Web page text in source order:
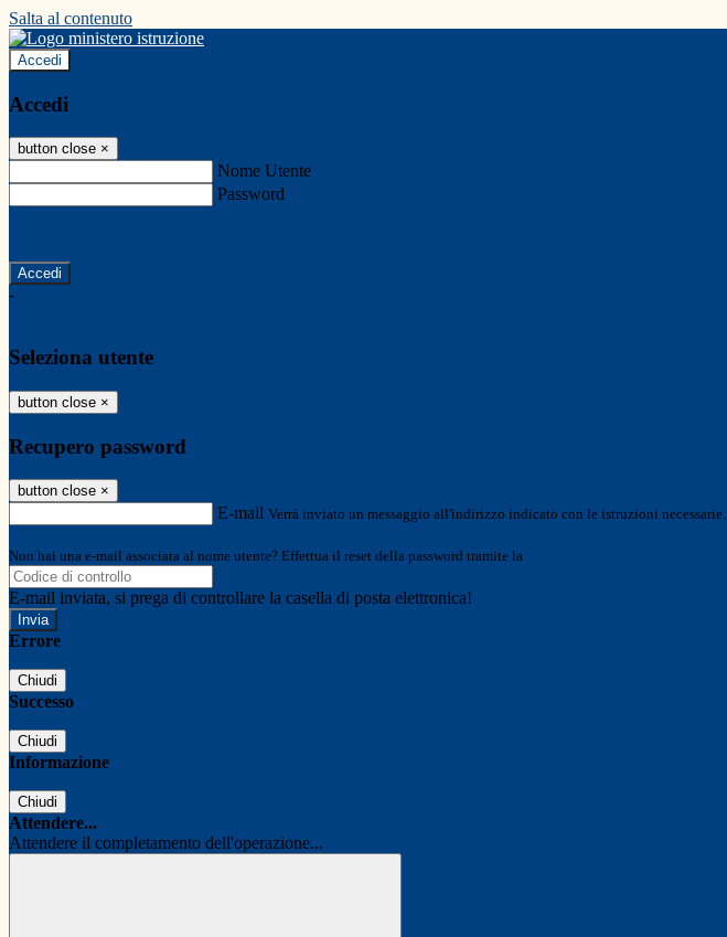
Salta al contenuto
Accedi
Accedi
button close ×
Nome Utente
Password
-
Seleziona utente
button close ×
Recupero password
button close ×
E-mail Verrà inviato un messaggio all'indirizzo indicato con le istruzioni necessarie.
Non hai una e-mail associata al nome utente? Effettua il reset della password tramite la
E-mail inviata, si prega di controllare la casella di posta elettronica!
Errore
Chiudi
Successo
Chiudi
Informazione
Chiudi
Attendere...
Attendere il completamento dell'operazione...